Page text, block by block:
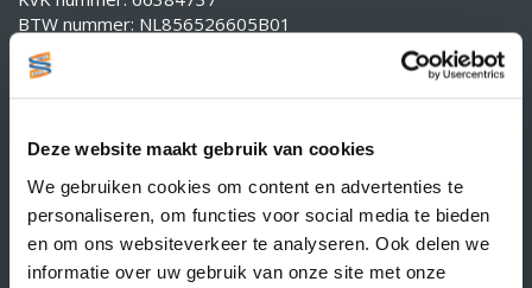
Deze website maakt gebruik van cookies
We gebruiken cookies om content en advertenties te
personaliseren, om functies voor social media te bieden
en om ons websiteverkeer te analyseren. Ook delen we
informatie over uw gebruik van onze site met onze
BTW nummer: NL856526605B01
Klantenservice
Over Supply Service B.V.
Veelgestelde vragen
Retourbeleid
Algemene voorwaarden